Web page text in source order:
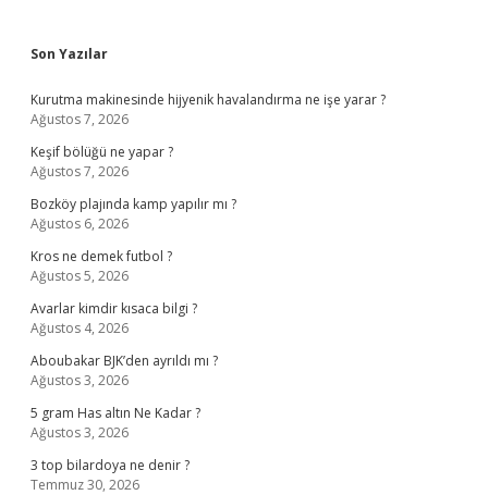
Sidebar
Son Yazılar
Kurutma makinesinde hijyenik havalandırma ne işe yarar ?
Ağustos 7, 2026
Keşif bölüğü ne yapar ?
Ağustos 7, 2026
Bozköy plajında kamp yapılır mı ?
Ağustos 6, 2026
Kros ne demek futbol ?
Ağustos 5, 2026
Avarlar kimdir kısaca bilgi ?
Ağustos 4, 2026
Aboubakar BJK’den ayrıldı mı ?
Ağustos 3, 2026
5 gram Has altın Ne Kadar ?
Ağustos 3, 2026
3 top bilardoya ne denir ?
Temmuz 30, 2026